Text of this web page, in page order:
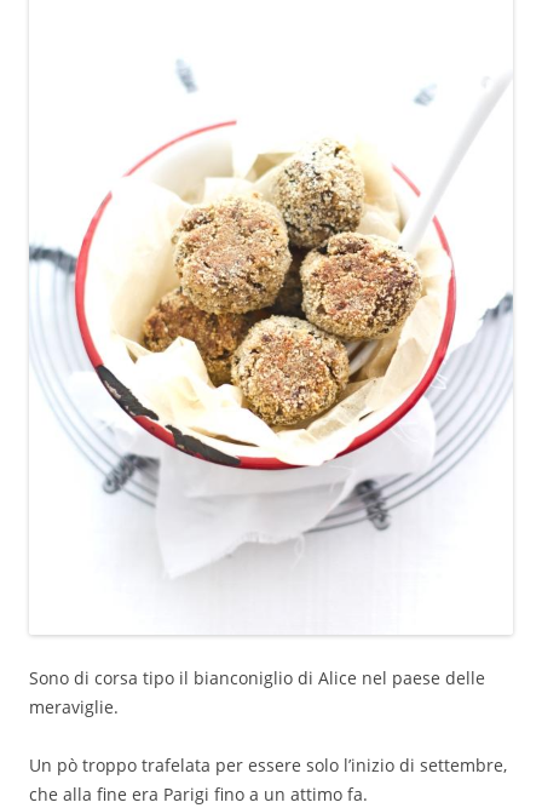
Sono di corsa tipo il bianconiglio di Alice nel paese delle
meraviglie.
Un pò troppo trafelata per essere solo l’inizio di settembre,
che alla fine era Parigi fino a un attimo fa.